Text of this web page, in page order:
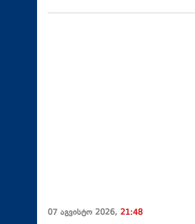
07 აგვისტო 2026, 21:48